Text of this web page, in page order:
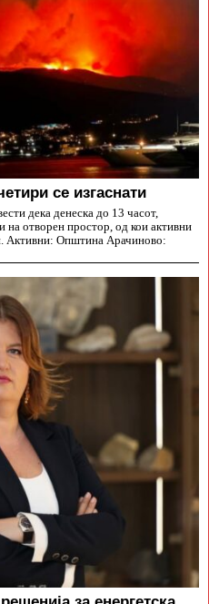
се изгаснати
дека денеска до 13 часот,
на отворен простор, од кои активни
Активни: Општина Арачиново: